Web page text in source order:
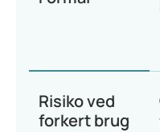
Risiko ved
forkert brug